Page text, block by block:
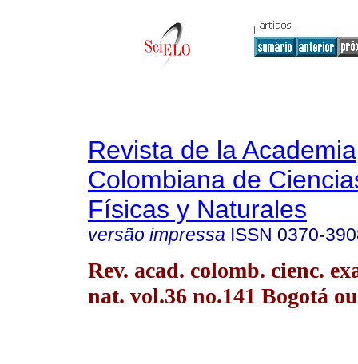
Revista de la Academia
Colombiana de
Físicas y Naturales
versão impressa ISSN 0370-
Rev. acad. colomb. cienc.
nat. vol.36 no.141 Bogotá